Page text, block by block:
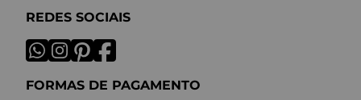
REDES SOCIAIS
FORMAS DE PAGAMENTO